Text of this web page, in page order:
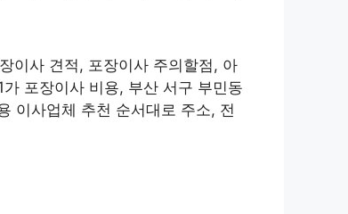
이사 견적, 포장이사 주의할점, 아
포장이사 비용, 부산 서구 부민동
이사업체 추천 순서대로 주소, 전